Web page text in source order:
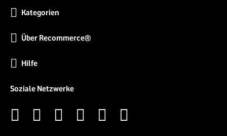
Kategorien
Über Recommerce®
Hilfe
Soziale Netzwerke